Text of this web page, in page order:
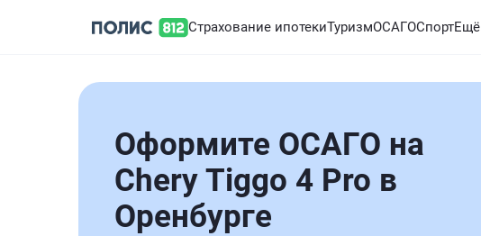
Страхование ипотекиТуризмОСАГОСпортЕщё
Оформите ОСАГО на
Chery Tiggo 4 Pro в
Оренбурге